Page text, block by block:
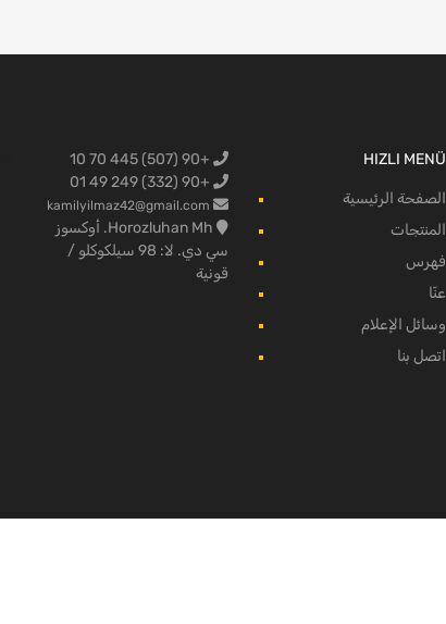
HIZLI MENÜ
الصفحة الرئيسية
المنتجات
فهرس
عنّا
وسائل الإعلام
اتصل بنا
+90 (507) 445 70 10
+90 (332) 249 49 01
kamilyilmaz42@gmail.com
Horozluhan Mh. أوكسوز
سي دي. لا: 98 سيلكوكلو /
قونية